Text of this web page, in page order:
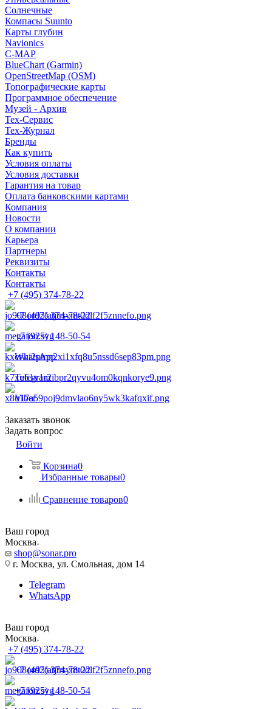
Солнечные
Компасы Suunto
Карты глубин
Navionics
C-MAP
BlueChart (Garmin)
OpenStreetMap (OSM)
Топографические карты
Программное обеспечение
Музей - Архив
Tex-Сервис
Тех-Журнал
Бренды
Как купить
Условия оплаты
Условия доставки
Гарантия на товар
Оплата банковскими картами
Компания
Новости
О компании
Карьера
Партнеры
Реквизиты
Контакты
Контакты
+7 (495) 374-78-22
+7 (495) 374-78-22
+7 (925) 148-50-54
WhatsApp
Telegram
Viber
Заказать звонок
Задать вопрос
Войти
Корзина0
Избранные товары0
Сравнение товаров0
Ваш город
Москва
shop@sonar.pro
г. Москва, ул. Смольная, дом 14
Telegram
WhatsApp
Ваш город
Москва
+7 (495) 374-78-22
+7 (495) 374-78-22
+7 (925) 148-50-54